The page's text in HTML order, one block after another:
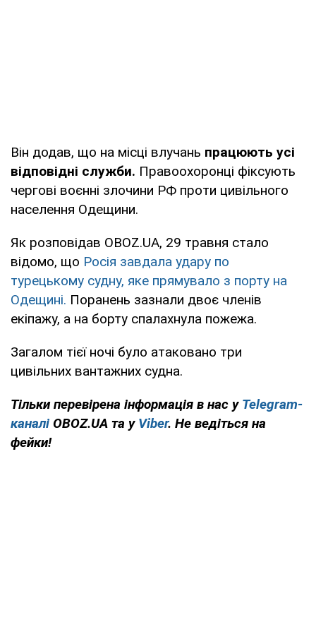
Він додав, що на місці влучань працюють усі
відповідні служби. Правоохоронці фіксують
чергові воєнні злочини РФ проти цивільного
населення Одещини.
Як розповідав OBOZ.UA, 29 травня стало
відомо, що Росія завдала удару по
турецькому судну, яке прямувало з порту на
Одещині. Поранень зазнали двоє членів
екіпажу, а на борту спалахнула пожежа.
Загалом тієї ночі було атаковано три
цивільних вантажних судна.
Тільки перевірена інформація в нас у Telegram-
каналі OBOZ.UA та у Viber. Не ведіться на
фейки!